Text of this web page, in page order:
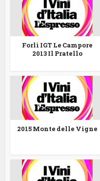
Forlì IGT Le Campore
2013 Il Pratello
2015 Monte delle Vigne